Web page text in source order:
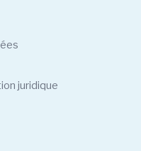
juridique